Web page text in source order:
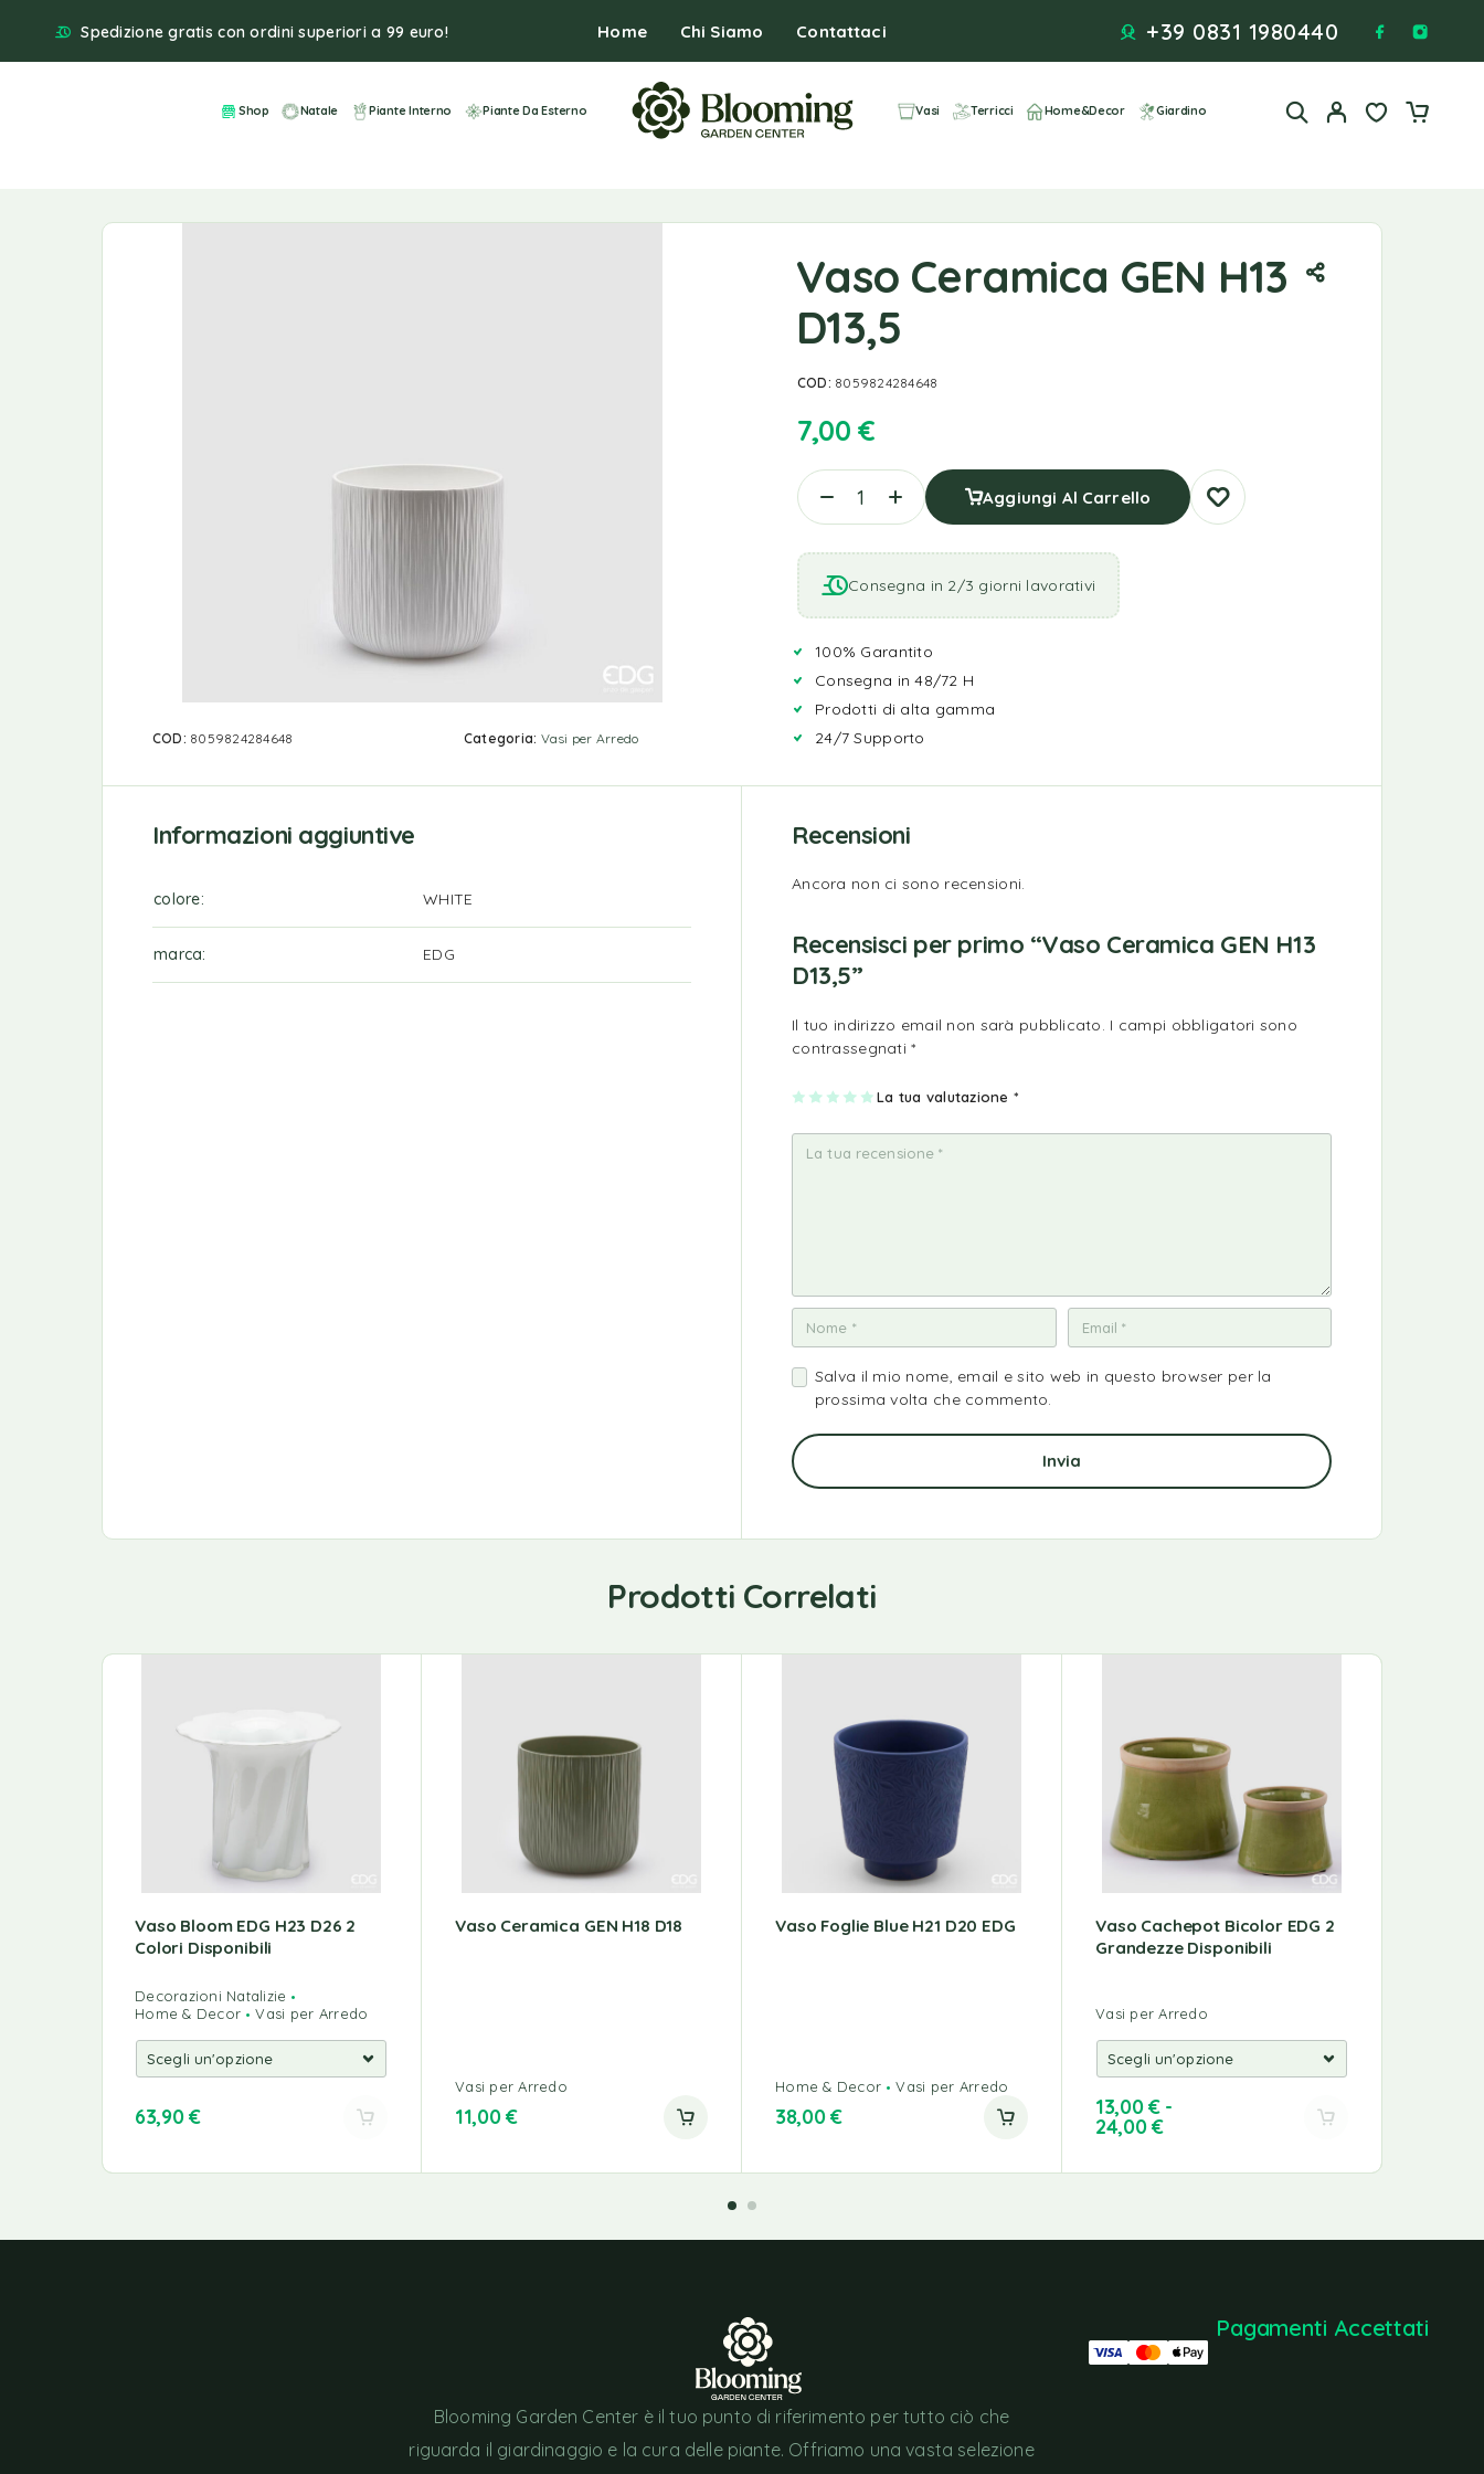
Spedizione gratis con ordini superiori a 99 euro! Home Chi Siamo Contattaci +39 0831 1980440
Shop Natale Piante Interno Piante Da Esterno Vasi Terricci Home&Decor Giardino
COD: 8059824284648 Categoria: Vasi per Arredo
Vaso Ceramica GEN H13
D13,5
COD: 8059824284648
7,00 €
Aggiungi Al Carrello
Consegna in 2/3 giorni lavorativi
100% Garantito
Consegna in 48/72 H
Prodotti di alta gamma
24/7 Supporto
Informazioni aggiuntive
colore WHITE
marca EDG
Recensioni
Ancora non ci sono recensioni.
Recensisci per primo “Vaso Ceramica GEN H13
D13,5”
Il tuo indirizzo email non sarà pubblicato. I campi obbligatori sono
contrassegnati*
La tua valutazione *
1
a
2
e
su
5
3
e
su
5
4
e
su
5
5
e
su
5
Salva il mio nome, email e sito web in questo browser per la
prossima volta che commento.
Prodotti Correlati
Vaso Bloom EDG H23 D26 2
Colori Disponibili
Decorazioni Natalizie
Home & Decor
Vasi per Arredo
63,90€
Vaso Ceramica GEN H18 D18
Vasi per Arredo
11,00€
Vaso Foglie Blue H21 D20 EDG
Home & Decor Vasi per Arredo
38,00€
Vaso Cachepot Bicolor EDG 2
Grandezze Disponibili
Vasi per Arredo
13,00€ -
24,00€
Blooming Garden Center è il tuo punto di riferimento per tutto ciò che
riguarda il giardinaggio e la cura delle piante. Offriamo una vasta selezione
Pagamenti Accettati